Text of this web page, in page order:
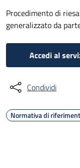
Procedimento di
generalizzato da
Accedi al
Condividi
Normativa di